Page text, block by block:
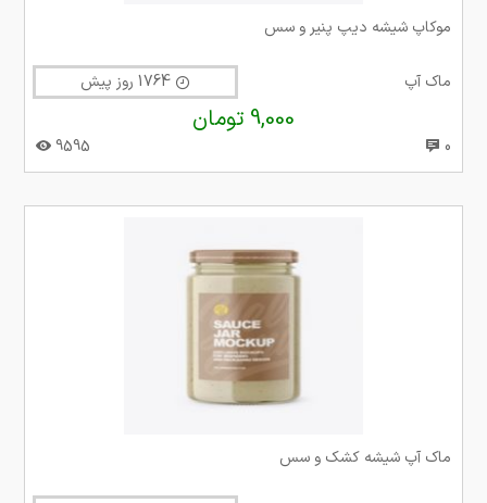
موکاپ شیشه دیپ پنیر و سس
ماک آپ
9,000 تومان
0
9595
ماک آپ شیشه کشک و سس